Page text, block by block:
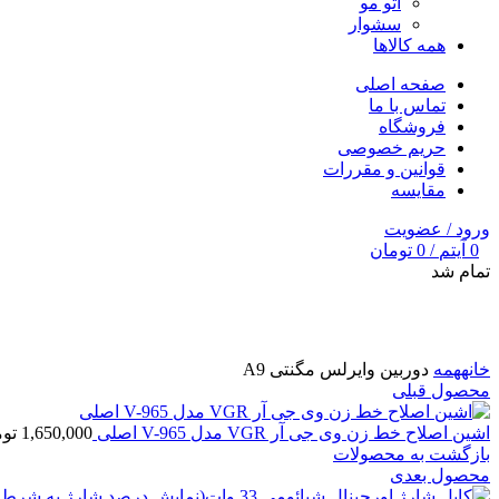
سشوار
همه کالاها
صفحه اصلی
تماس با ما
فروشگاه
حریم خصوصی
قوانین و مقررات
مقایسه
ورود / عضویت
0 آیتم /
0 تومان
تمام شد
خانههمه دوربین وایرلس مگنتی A9
محصول قبلی
اشین اصلاح خط زن وی جی آر VGR مدل V-965 اصلی 1,650,000
بازگشت به محصولات
محصول بعدی